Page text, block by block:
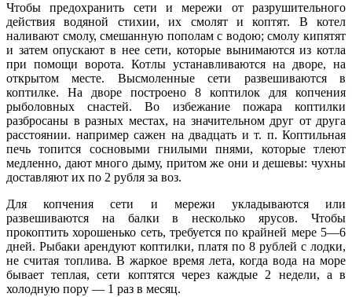
Чтобы предохранить сети и мережи от разрушительного
действия водяной стихии, их смолят и коптят. В котел
наливают смолу, смешанную пополам с водою; смолу кипятят
и затем опускают в нее сети, которые вынимаются из котла
при помощи ворота. Котлы устанавливаются на дворе, на
открытом месте. Высмоленные сети развешиваются в
коптилке. На дворе построено 8 коптилок для копчения
рыболовных снастей. Во избежание пожара коптилки
разбросаны в разных местах, на значительном друг от друга
расстоянии. например сажен на двадцать и т. п. Коптильная
печь топится сосновыми гнилыми пнями, которые тлеют
медленно, дают много дыму, притом же они и дешевы: чухны
доставляют их по 2 рубля за воз.
Для копчения сети и мережи укладываются или
развешиваются на балки в несколько ярусов. Чтобы
прокоптить хорошенько сеть, требуется по крайней мере 5—6
дней. Рыбаки арендуют коптилки, платя по 8 рублей с лодки,
не считая топлива. В жаркое время лета, когда вода на море
бывает теплая, сети коптятся через каждые 2 недели, а в
холодную пору — 1 раз в месяц.